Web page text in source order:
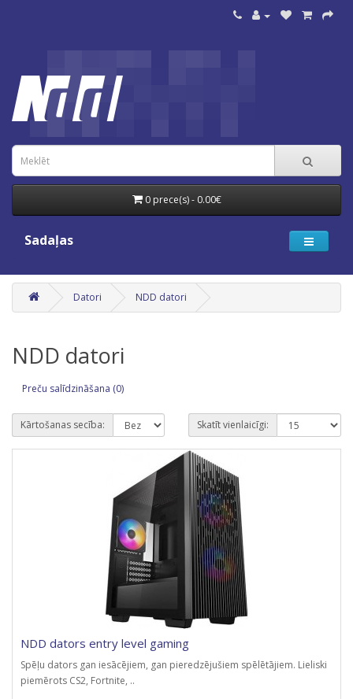
0 prece(s) - 0.00€
Sadaļas
Datori NDD datori
NDD datori
Preču salīdzināšana (0)
Kārtošanas secība: Skatīt vienlaicīgi:
NDD dators entry level gaming
Spēļu dators gan iesācējiem, gan pieredzējušiem spēlētājiem. Lieliski
piemērots CS2, Fortnite, ..